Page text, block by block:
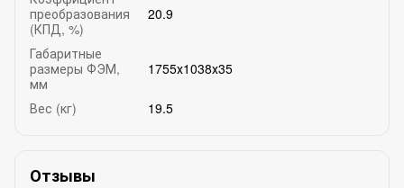
преобразования
(КПД, %)
20.9
Габаритные
размеры ФЭМ,
мм
1755х1038х35
Вес (кг) 19.5
Отзывы